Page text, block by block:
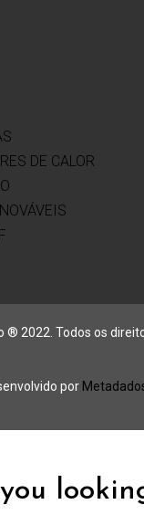
DE CALOR
® 2022. Todos os
por